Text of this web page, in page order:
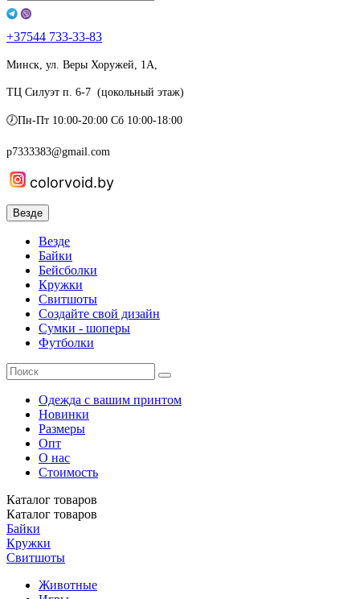
+37544 733-33-83
Минск, ул. Веры Хоружей, 1А,
ТЦ Силуэт п. 6-7 (цокольный этаж)
🕖Пн-Пт 10:00-20:00 Сб 10:00-18:00
p7333383@gmail.com
colorvoid.by
Везде
Везде
Байки
Бейсболки
Кружки
Свитшоты
Создайте свой дизайн
Сумки - шоперы
Футболки
Одежда с вашим принтом
Новинки
Размеры
Опт
О нас
Стоимость
Каталог товаров
Каталог товаров
Байки
Кружки
Свитшоты
Животные